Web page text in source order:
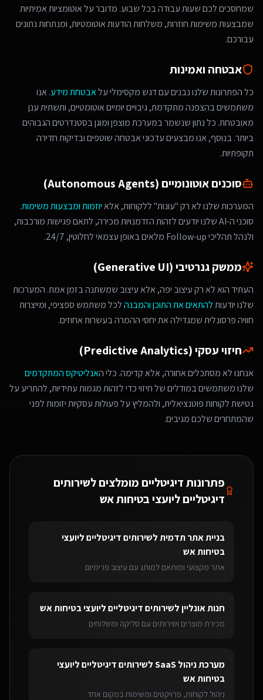
שמחסכים לכם שעות עבודה בכל שבוע. מדובר על אוטומציות אמיתיות
שמבצעות משימות חוזרות, משלחות הודעות אוטומטיות, ומנתחות נתונים
עבורכם.
אבטחה ואמינות
כל הפתרונות שלנו נבנים עם דגש מקסימלי עלאבטחת מידע. אנו
משתמשים בהצפנה מתקדמת, גיבויים יומיים אוטומטיים, ותשתית ענן
מאובטחת. כל נתון שנשמר במערכת מוצפן ומוגן בסטנדרטים הגבוהים
ביותר. בנוסף, אנו מבצעים עדכוני אבטחה שוטפים ובדיקות חדירה
תקופתיות.
סוכנים אוטונומיים (Autonomous Agents)
המערכות שלנו לא רק "עונות" ללקוחות, אלאיוזמות ומבצעות משימות.
סוכני ה-AI שלנו יודעים לזהות הזדמנויות מכירה, לתאם פגישות מורכבות,
ולנהל תהליכי Follow-up מלאים באופן עצמאי לחלוטין, 24/7.
ממשק גנרטיבי (Generative UI)
העתיד הוא לא רק עיצוב יפה, אלא עיצוב שמשתנה בזמן אמת. המערכות
שלנו יודעותלהתאים את התוכן והמבנהלכל משתמש ספציפי, ומייצרות
חוויה פרסונלית שמגדילה את יחסי ההמרה בעשרות אחוזים.
חיזוי עסקי (Predictive Analytics)
אנחנו לא מסתכלים אחורה, אלא קדימה. כלי האנליטיקס המתקדמים
שלנו משתמשים במודלים של חיזוי כדי לזהות מגמות עתידיות, להתריע על
נטישת לקוחות פוטנציאלית, ולהמליץ על פעולות עסקיות יזומות לפני
שהמתחרים שלכם מגיבים.
פתרונות דיגיטליים מומלצים לשירותים
דיגיטליים ליועצי בטיחות אש
בניית אתר תדמיתלשירותים דיגיטליים ליועצי
בטיחות אש
אתר מקצועי ומותאם למותג עם עיצוב פרימיום
חנות אונלייןלשירותים דיגיטליים ליועצי בטיחות אש
מכירת מוצרים ושירותים עם סליקה ומשלוחים
מערכת ניהול SaaS לשירותים דיגיטליים ליועצי
בטיחות אש
ניהול לקוחות, פרויקטים ומשימות במקום אחד